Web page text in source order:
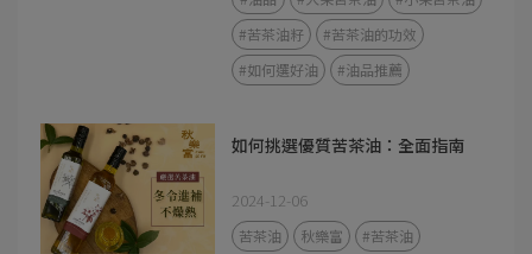
#苦茶油籽
#苦茶油的功效
#如何選好油
#油品推薦
如何挑選優質苦茶油：全面指南
2024-12-06
苦茶油 秋樂富
#苦茶油